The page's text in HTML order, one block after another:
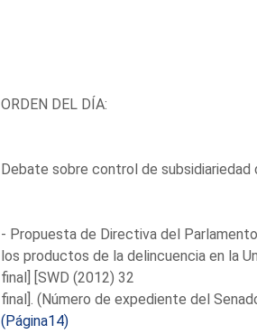
ORDEN DEL DÍA:
Debate sobre control de subsidiariedad
- Propuesta de Directiva del
los productos de la delincuencia en la
final] [SWD (2012) 32
final]. (Número de expediente del
(Página14)